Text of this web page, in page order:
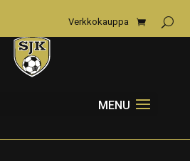
Verkkokauppa